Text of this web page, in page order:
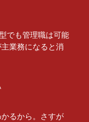
でも管理職は可能
業務になると消
るから。さすが